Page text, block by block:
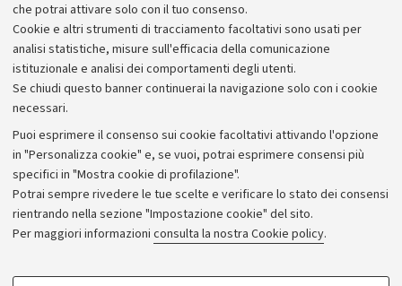
che potrai attivare solo con il tuo consenso.
Cookie e altri strumenti di tracciamento facoltativi sono usati per
analisi statistiche, misure sull'efficacia della comunicazione
istituzionale e analisi dei comportamenti degli utenti.
Se chiudi questo banner continuerai la navigazione solo con i cookie
necessari.
Puoi esprimere il consenso sui cookie facoltativi attivando l'opzione
in "Personalizza cookie" e, se vuoi, potrai esprimere consensi più
specifici in "Mostra cookie di profilazione".
Potrai sempre rivedere le tue scelte e verificare lo stato dei consensi
rientrando nella sezione "Impostazione cookie" del sito.
Per maggiori informazioni consulta la nostra Cookie policy.
Piano strategico
Bilanci
Donazioni e 5x1000
Bandi, gare e concorsi
Albo online
Amministrazione trasparente
Atti di notifica
Informazioni sul sito e accessibilità
Dichiarazione di accessibilità